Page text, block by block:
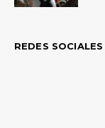
REDES SOCIALES